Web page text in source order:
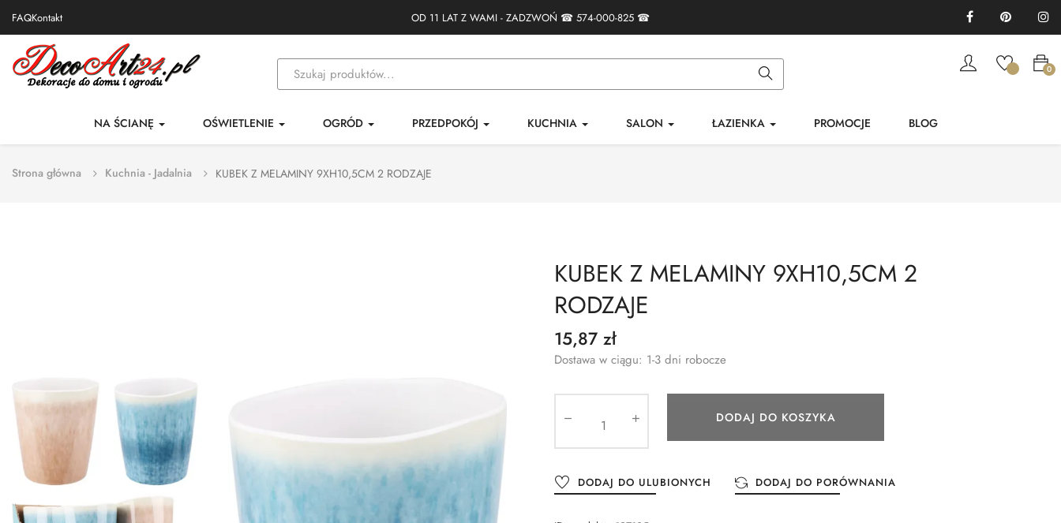
FAQKontakt OD 11 LAT Z WAMI - ZADZWOŃ ☎ 574-000-825 ☎ FacebookPinterest
0
NA ŚCIANĘ OŚWIETLENIE OGRÓD PRZEDPOKÓJ KUCHNIA SALON ŁAZIENKA PROMOCJE BLOG
Strona główna Kuchnia - Jadalnia KUBEK Z MELAMINY 9XH10,5CM 2 RODZAJE
KUBEK Z MELAMINY 9XH10,5CM 2
RODZAJE
15,87 zł
Dostawa w ciągu: 1-3 dni robocze
DODAJ DO KOSZYKA
DODAJ DO ULUBIONYCH DODAJ DO PORÓWNANIA